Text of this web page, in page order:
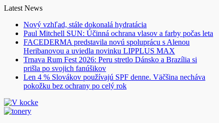
Skip
content
Latest News
Nový vzhľad, stále dokonalá hydratácia
Paul Mitchell SUN: Účinná ochrana vlasov a farby počas leta
FACEDERMA predstavila novú spoluprácu s Alenou
Heribanovou a uviedla novinku LIPPLUS MAX
Trnava Rum Fest 2026: Peru stretlo Dánsko a Brazília si
prišla po svojich fanúšikov
Len 4 % Slovákov používajú SPF denne. Väčšina necháva
pokožku bez ochrany po celý rok